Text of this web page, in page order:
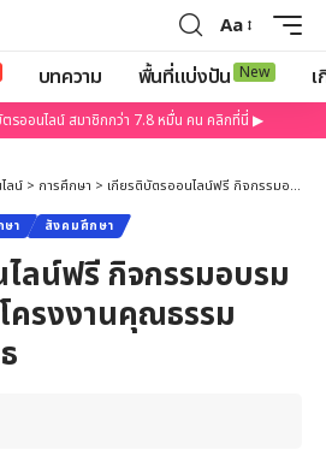
Aa
บทความ พื้นที่แบ่งปัน New
ตรออนไลน์ สมาชิกกว่า 7.8 หมื่น คน คลิกที่นี่ ▶
ลน์ > การศึกษา > เกียรติบัตรออนไลน์ฟรี กิจกรรมอบรมออนไลน์ เรื่อง โครงงานคุณธรรมโรงเรียนวิถีพุทธ
ษา สังคมศึกษา
ลน์ฟรี กิจกรรมอบรม
ครงงานคุณธรรม